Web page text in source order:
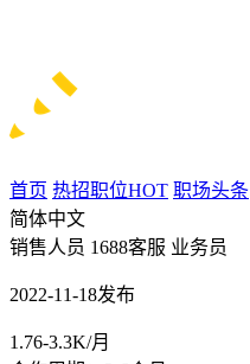
首页 热招职位HOT 职场头条
简体中文
销售人员 1688客服 业务员
2022-11-18发布
1.76-3.3K/月